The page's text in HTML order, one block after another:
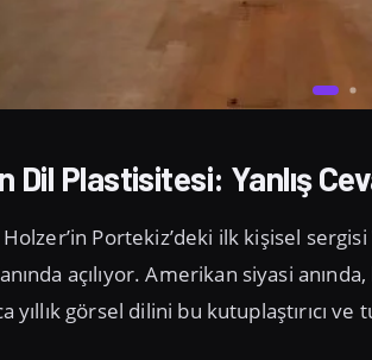
Dil Plastisitesi: Yanlış
Portekiz’deki ilk kişisel sergisi
açılıyor. Amerikan siyasi
görsel dilini bu kutuplaştırıcı ve